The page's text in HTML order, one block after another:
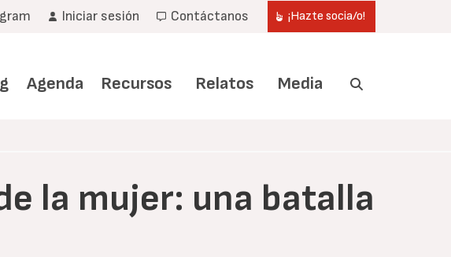
Iniciar sesión Contáctanos ¡Hazte socia/o!
Agenda Recursos Relatos Media
la mujer: una batalla